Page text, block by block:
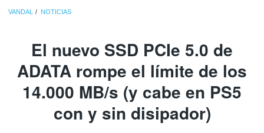
VANDAL NOTICIAS
El nuevo SSD PCIe 5.0 de
ADATA rompe el límite de los
14.000 MB/s (y cabe en PS5
con y sin disipador)